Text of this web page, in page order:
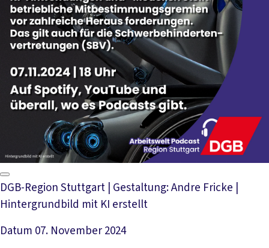
DGB-Region Stuttgart | Gestaltung: Andre Fricke |
Hintergrundbild mit KI erstellt
Datum 07. November 2024